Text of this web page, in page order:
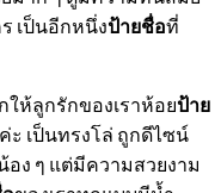
เป็นอีกหนึ่งป้ายชื่อที่
ห้ลูกรักของเราห้อยป้าย
ะ เป็นทรงโล่ ถูกดีไซน์
อง ๆ แต่มีความสวยงาม